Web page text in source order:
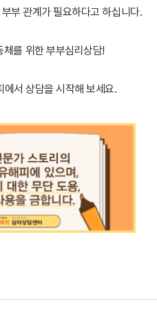
부 관계가 필요하다고 하십니다.
체를 위한 부부심리상담!
에서 상담을 시작해 보세요.